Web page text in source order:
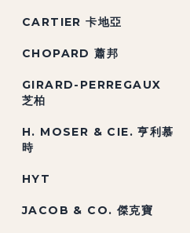
CARTIER 卡地亞
CHOPARD 蕭邦
GIRARD-PERREGAUX
芝柏
H. MOSER & CIE. 亨利慕
時
HYT
JACOB & CO. 傑克寶